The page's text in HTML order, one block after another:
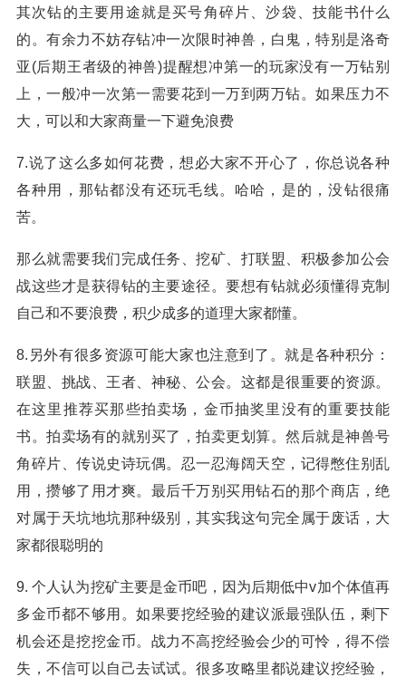
其次钻的主要用途就是买号角碎片、沙袋、技能书什么
的。有余力不妨存钻冲一次限时神兽，白鬼，特别是洛奇
亚(后期王者级的神兽)提醒想冲第一的玩家没有一万钻别
上，一般冲一次第一需要花到一万到两万钻。如果压力不
大，可以和大家商量一下避免浪费
7.说了这么多如何花费，想必大家不开心了，你总说各种
各种用，那钻都没有还玩毛线。哈哈，是的，没钻很痛
苦。
那么就需要我们完成任务、挖矿、打联盟、积极参加公会
战这些才是获得钻的主要途径。要想有钻就必须懂得克制
自己和不要浪费，积少成多的道理大家都懂。
8.另外有很多资源可能大家也注意到了。就是各种积分：
联盟、挑战、王者、神秘、公会。这都是很重要的资源。
在这里推荐买那些拍卖场，金币抽奖里没有的重要技能
书。拍卖场有的就别买了，拍卖更划算。然后就是神兽号
角碎片、传说史诗玩偶。忍一忍海阔天空，记得憋住别乱
用，攒够了用才爽。最后千万别买用钻石的那个商店，绝
对属于天坑地坑那种级别，其实我这句完全属于废话，大
家都很聪明的
9. 个人认为挖矿主要是金币吧，因为后期低中v加个体值再
多金币都不够用。如果要挖经验的建议派最强队伍，剩下
机会还是挖挖金币。战力不高挖经验会少的可怜，得不偿
失，不信可以自己去试试。很多攻略里都说建议挖经验，